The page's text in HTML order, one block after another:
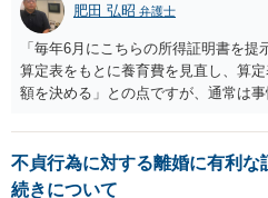
肥田 弘昭 弁護士
「毎年6月にこちらの所得証明書を
算定表をもとに養育費を見直し、算
額を決める」との点ですが、通常は
来なかった事情の変更により双方協
に勤務先」が含まれているので、私
行く事になり、上記のような文言が
不貞行為に対する離婚に有利な
続きについて